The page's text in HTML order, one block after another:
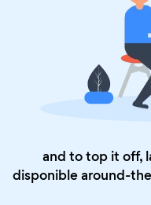
and to top it off,
disponible around-